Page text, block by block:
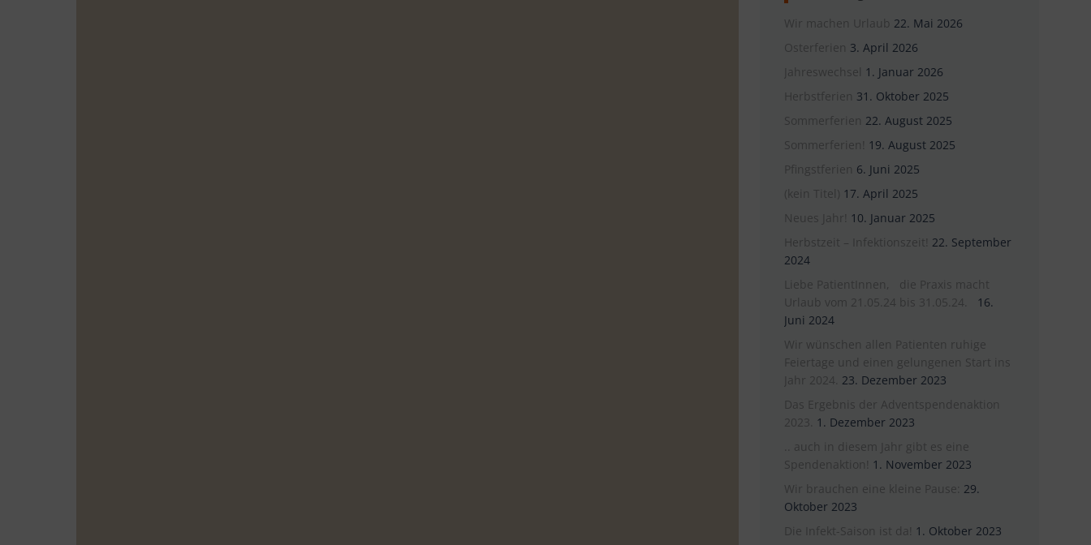
Wir machen Urlaub 22. Mai 2026
Osterferien 3. April 2026
Jahreswechsel 1. Januar 2026
Herbstferien 31. Oktober 2025
Sommerferien 22. August 2025
Sommerferien! 19. August 2025
Pfingstferien 6. Juni 2025
(kein Titel)
17. April 2025
Neues Jahr! 10. Januar 2025
Herbstzeit – Infektionszeit! 22. September
2024
Liebe PatientInnen, die Praxis macht
Urlaub vom 21.05.24 bis 31.05.24.
16.
Juni 2024
Wir wünschen allen Patienten ruhige
Feiertage und einen gelungenen Start ins
Jahr 2024. 23. Dezember 2023
Das Ergebnis der Adventspendenaktion
2023. 1. Dezember 2023
.. auch in diesem Jahr gibt es eine
Spendenaktion! 1. November 2023
Wir brauchen eine kleine Pause: 29.
Oktober 2023
Die Infekt-Saison ist da! 1. Oktober 2023